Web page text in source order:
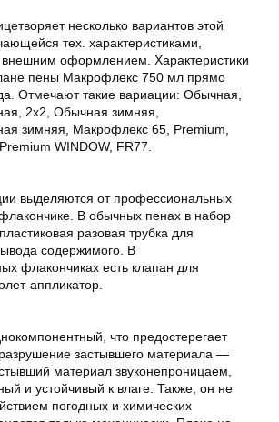
несколько вариантов этой
тех. характеристиками,
оформлением. Характеристики
пены Макрофлекс 750 мл прямо
Отмечают такие вариации: Обычная,
2х2, Обычная зимняя,
зимняя, Макрофлекс 65, Premium,
WINDOW, FR77.
выделяются от профессиональных
В обычных пенах в набор
разовая трубка для
содержимого. В
флакончиках есть клапан для
аппликатор.
что предостерегает
застывшего материала —
материал звуконепроницаем,
и устойчивый к влаге. Также, он не
погодных и химических